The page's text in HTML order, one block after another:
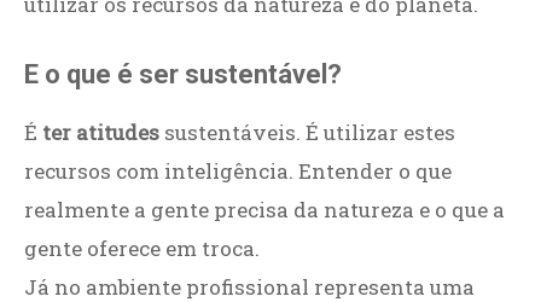
E o que é ser sustentável?
É ter atitudes sustentáveis. É utilizar estes
recursos com inteligência. Entender o que
realmente a gente precisa da natureza e o que a
gente oferece em troca.
Já no ambiente profissional representa uma